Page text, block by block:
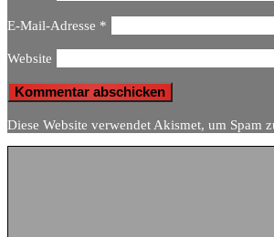
E-Mail-Adresse *
Website
Diese Website verwendet Akismet, um Spam